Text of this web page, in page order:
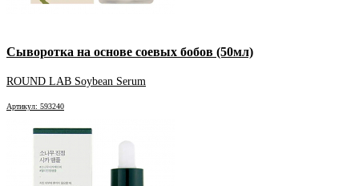
Сыворотка на основе соевых бобов (50мл)
ROUND LAB Soybean Serum
Артикул: 593240